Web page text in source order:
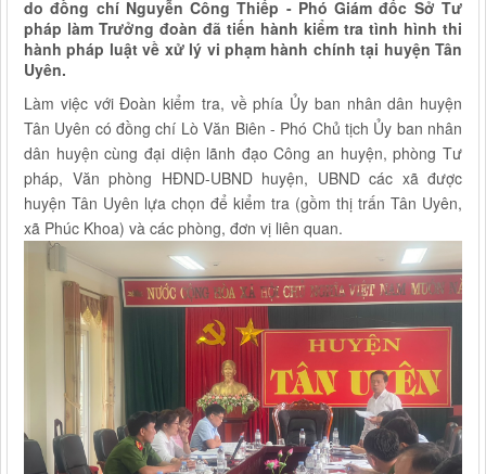
do đồng chí Nguyễn Công Thiếp - Phó Giám đốc Sở Tư
pháp làm Trưởng đoàn đã tiến hành kiểm tra tình hình thi
hành pháp luật về xử lý vi phạm hành chính tại huyện Tân
Uyên.
Làm việc với Đoàn kiểm tra, về phía Ủy ban nhân dân huyện
Tân Uyên có đồng chí Lò Văn Biên - Phó Chủ tịch Ủy ban nhân
dân huyện cùng đại diện lãnh đạo Công an huyện, phòng Tư
pháp, Văn phòng HĐND-UBND huyện, UBND các xã được
huyện Tân Uyên lựa chọn để kiểm tra (gồm thị trấn Tân Uyên,
xã Phúc Khoa) và các phòng, đơn vị liên quan.